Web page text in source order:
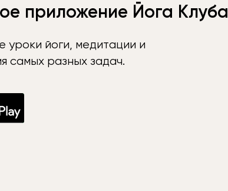
приложение Йога Клуба
уроки йоги, медитации и
самых разных задач.